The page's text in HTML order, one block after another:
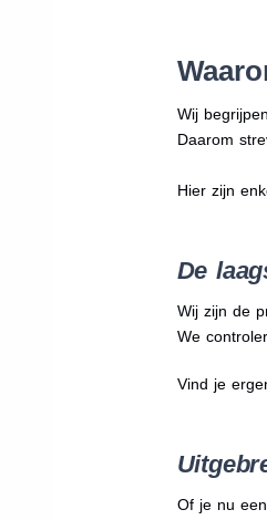
Wij
Daarom
Hier zijn
De
Wij zijn de
We
Vind je
Of je nu